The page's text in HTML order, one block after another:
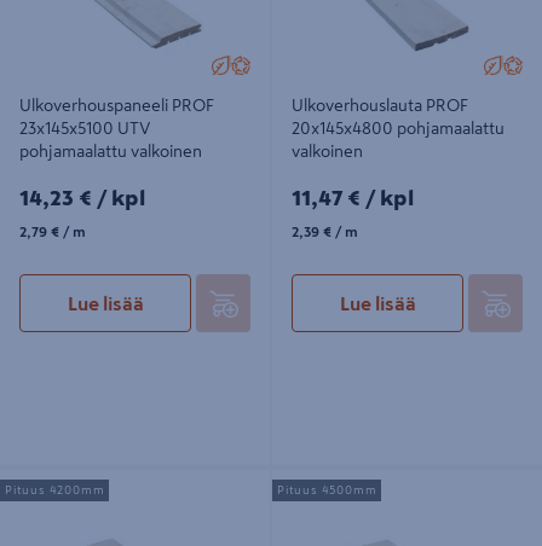
Ulkoverhouspaneeli PROF
23x145x5100 UTV
pohjamaalattu valkoinen
14,23€/kpl
14,23 € / kpl
2,79€/m
2,79 € / m
Lue lisää
Ulkoverhouslauta PROF
20x145x4800 pohjamaalattu
valkoinen
11,47€/kpl
11,47 € / kpl
2,39€/m
2,39 € / m
Lue lisää
Ulkoverhouspaneeli PROF
23x145x4200 UTV pohjamaalattu
Pituus 4200mm
Ulkoverhouslauta PROF
20x145x4500 pohjamaalattu
Pituus 4500mm